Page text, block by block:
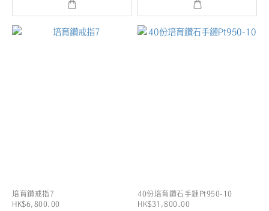
培育鑽戒指7
HK$6,800.00
40份培育鑽石手鏈Pt950-10
HK$31,800.00